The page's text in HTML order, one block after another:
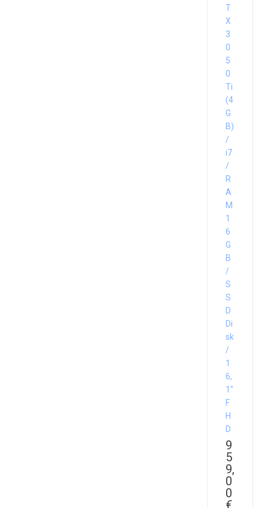
T
X
3
0
5
0
Ti
(4
G
B)
/
i7
/
R
A
M
1
6
G
B
/
S
S
D
Di
sk
/
1
6,
1″
F
H
D
9
5
9,
0
0
€